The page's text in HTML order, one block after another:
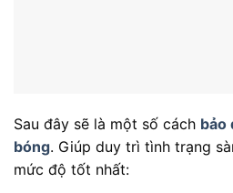
Sau đây sẽ là một số cách bảo
bóng. Giúp duy trì tình trạng
mức độ tốt nhất: